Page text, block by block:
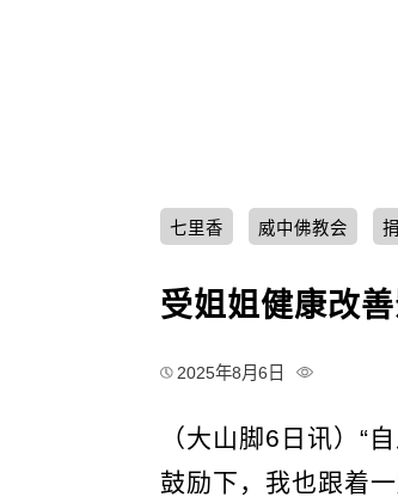
七里香 威中佛教会
受姐姐健康改
2025年8月6日
（大山脚6日讯）“
鼓励下，我也跟着